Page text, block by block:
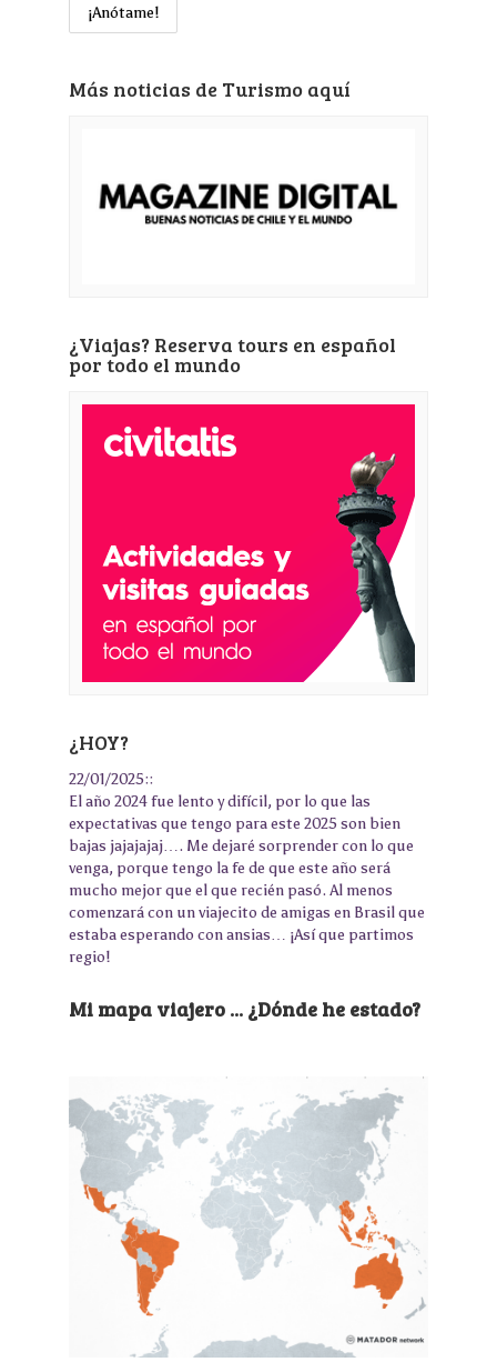
Más noticias de Turismo aquí
¿Viajas? Reserva tours en español
por todo el mundo
¿HOY?
22/01/2025::
El año 2024 fue lento y difícil, por lo que las
expectativas que tengo para este 2025 son bien
bajas jajajajaj…. Me dejaré sorprender con lo que
venga, porque tengo la fe de que este año será
mucho mejor que el que recién pasó. Al menos
comenzará con un viajecito de amigas en Brasil que
estaba esperando con ansias… ¡Así que partimos
regio!
Mi mapa viajero ... ¿Dónde he estado?